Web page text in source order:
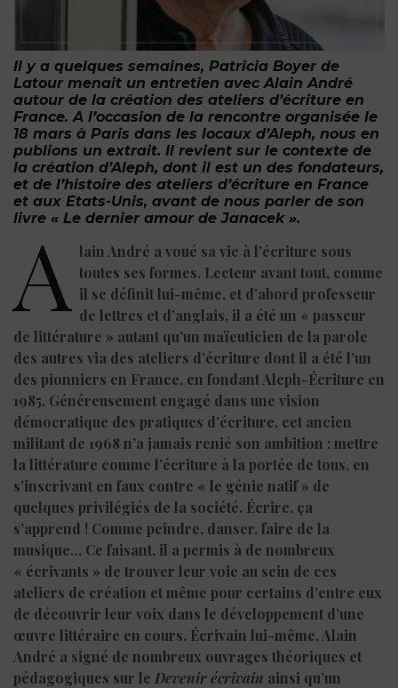
Il y a quelques semaines, Patricia Boyer de
Latour menait un entretien avec Alain André
autour de la création des ateliers d’écriture en
France. A l’occasion de la rencontre organisée le
18 mars à Paris dans les locaux d’Aleph, nous en
publions un extrait. Il revient sur le contexte de
la création d’Aleph, dont il est un des fondateurs,
et de l’histoire des ateliers d’écriture en France
et aux Etats-Unis, avant de nous parler de son
livre « Le dernier amour de Janacek ».
A lain André a voué sa vie à l’écriture sous
toutes ses formes. Lecteur avant tout, comme
il se définit lui-même, et d’abord professeur
de lettres et d’anglais, il a été un « passeur
de littérature » autant qu’un maïeuticien de la parole
des autres via des ateliers d’écriture dont il a été l’un
des pionniers en France, en fondant Aleph-Écriture en
1985. Généreusement engagé dans une vision
démocratique des pratiques d’écriture, cet ancien
militant de 1968 n’a jamais renié son ambition : mettre
la littérature comme l’écriture à la portée de tous, en
s’inscrivant en faux contre « le génie natif » de
quelques privilégiés de la société. Écrire, ça
s’apprend ! Comme peindre, danser, faire de la
musique… Ce faisant, il a permis à de nombreux
« écrivants » de trouver leur voie au sein de ces
ateliers de création et même pour certains d’entre eux
de découvrir leur voix dans le développement d’une
œuvre littéraire en cours. Écrivain lui-même, Alain
André a signé de nombreux ouvrages théoriques et
pédagogiques sur le Devenir écrivain ainsi qu’un